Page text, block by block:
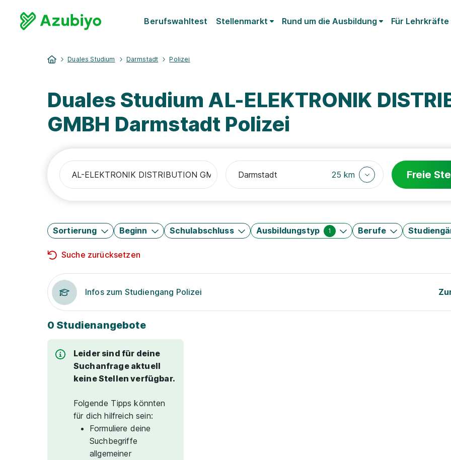
Berufswahltest Stellenmarkt Rund um die Ausbildung Für Lehrkräfte
Duales Studium Darmstadt Polizei
Duales Studium AL-ELEKTRONIK
GMBH Darmstadt Polizei
25 km Freie
Sortierung Beginn Schulabschluss Ausbildungstyp 1 Berufe
Suche zurücksetzen
Infos zum Studiengang Polizei
0 Studienangebote
Leider sind für deine
Suchanfrage aktuell
keine Stellen verfügbar.
Folgende Tipps könnten
für dich hilfreich sein:
Formuliere deine
Suchbegriffe
allgemeiner